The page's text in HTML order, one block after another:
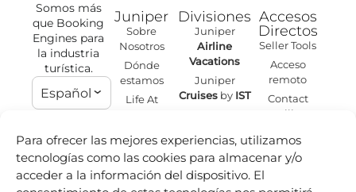
Para ofrecer las mejores experiencias, utilizamos
tecnologías como las cookies para almacenar y/o
acceder a la información del dispositivo. El
Somos más
que Booking
Engines para
la industria
turística.
Español
Juniper
Sobre
Nosotros
Dónde
estamos
Life At
Eventos
Divisiones
Juniper
Airline
Vacations
Juniper
Cruisesby IST
byNexus
Tours
Juniper
Accesos
Directos
Seller Tools
Acceso
remoto
Contact
mailing
Sellers
Juniper